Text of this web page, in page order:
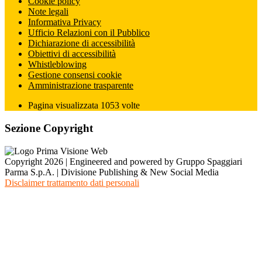
Note legali
Informativa Privacy
Ufficio Relazioni con il Pubblico
Dichiarazione di accessibilità
Obiettivi di accessibilità
Whistleblowing
Gestione consensi cookie
Amministrazione trasparente
Pagina visualizzata 1053 volte
Sezione Copyright
Copyright 2026 | Engineered and powered by Gruppo Spaggiari
Parma S.p.A. | Divisione Publishing & New Social Media
Disclaimer trattamento dati personali